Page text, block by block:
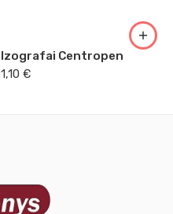
Izografai Centropen
1,10 €